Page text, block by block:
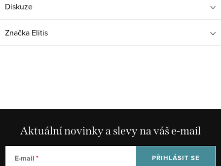
Diskuze
Značka Elitis
Aktuální novinky a slevy na váš e-mail
E-mail PŘIHLÁSIT SE